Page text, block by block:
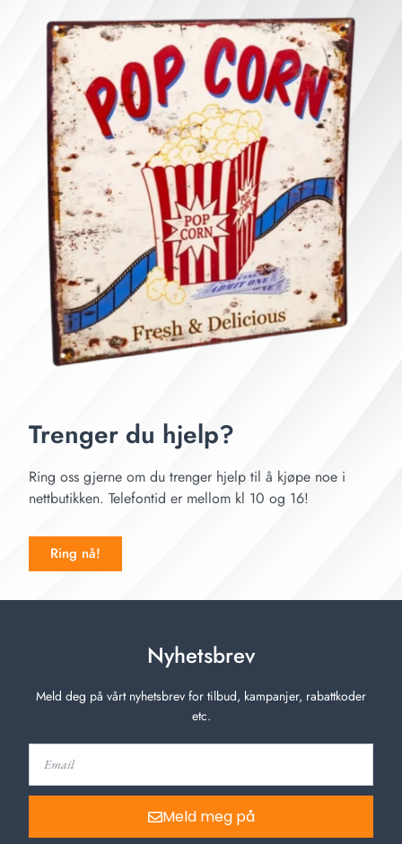
Trenger du hjelp?
Ring oss gjerne om du trenger hjelp til å kjøpe noe i
nettbutikken. Telefontid er mellom kl 10 og 16!
Ring nå!
Nyhetsbrev
Meld deg på vårt nyhetsbrev for tilbud, kampanjer, rabattkoder
etc.
Meld meg på